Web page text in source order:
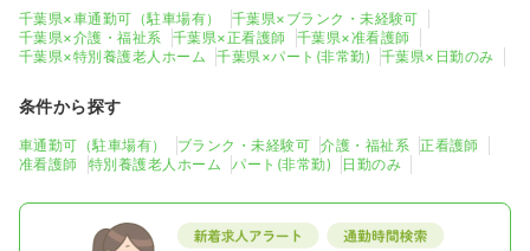
千葉県×車通勤可（駐車場有）
千葉県×ブランク・未経験可
千葉県×介護・福祉系
千葉県×正看護師
千葉県×准看護師
千葉県×特別養護老人ホーム
千葉県×パート(非常勤) 千葉県×日勤のみ
条件から探す
車通勤可（駐車場有） ブランク・未経験可 介護・福祉系
正看護師
准看護師
特別養護老人ホーム パート(非常勤) 日勤のみ